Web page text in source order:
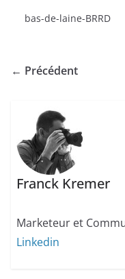
bas-de-laine-BRRD
← Précédent
Franck Kremer
Marketeur et
Linkedin